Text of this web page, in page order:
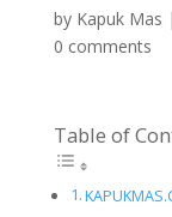
by Kapuk Mas |
0 comments
Table of